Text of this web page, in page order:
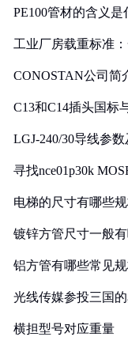
PE100管材的含义是
工业厂房载重标准
CONOSTAN公司简
C13和C14插头国标
LGJ-240/30导线参
寻找nce01p30k
电梯的尺寸有哪些
镀锌方管尺寸一般
铝方管有哪些常见
光线传媒参投三国
横担型号对应重量